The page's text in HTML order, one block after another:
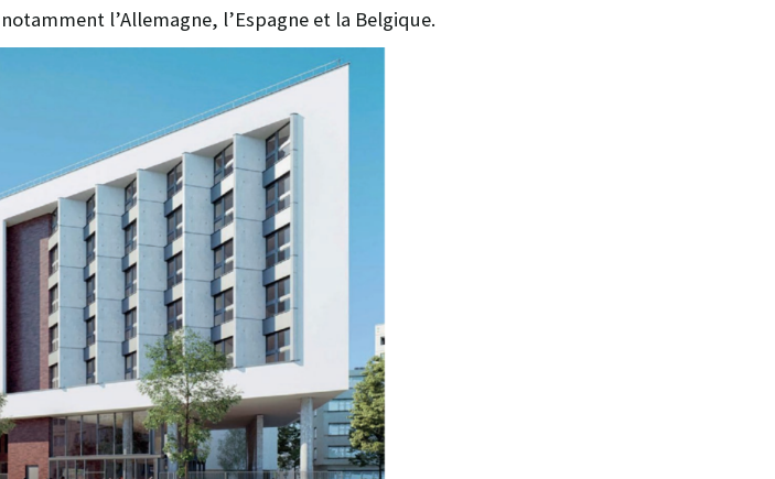
l’Allemagne, l’Espagne et la Belgique.